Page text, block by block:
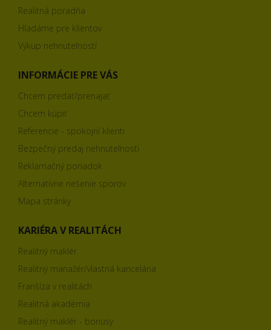
Realitná poradňa
Hľadáme pre klientov
Výkup nehnuteľností
INFORMÁCIE PRE VÁS
Chcem predať/prenajať
Chcem kúpiť
Referencie - spokojní klienti
Bezpečný predaj nehnuteľnosti
Reklamačný poriadok
Alternatívne riešenie sporov
Mapa stránky
KARIÉRA V REALITÁCH
Realitný maklér
Realitný manažér/vlastná kancelária
Franšíza v realitách
Realitná akadémia
Realitný maklér - bonusy